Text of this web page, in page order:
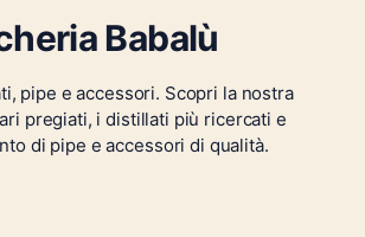
Babalù
pipe e accessori. Scopri la nostra
pregiati, i distillati più ricercati e
di pipe e accessori di qualità.